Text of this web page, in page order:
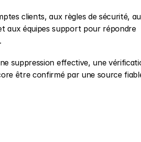
clients, aux règles de sécurité,
aux équipes support pour répondre
suppression effective, une
être confirmé par une source